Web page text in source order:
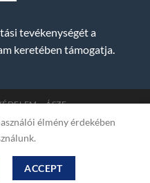
tevékenységét a
keretében támogatja.
ÁSZF
TV | Hegyvidék Média
XII. Hajnóczy József
256 bit SSL COMODO
védve
élmény érdekében
ACCEPT